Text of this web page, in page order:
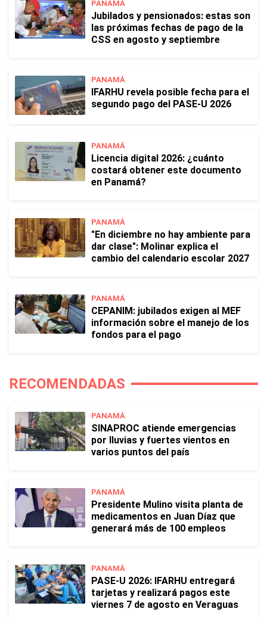
PANAMÁ
Jubilados y pensionados: estas son
las próximas fechas de pago de la
CSS en agosto y septiembre
PANAMÁ
IFARHU revela posible fecha para el
segundo pago del PASE-U 2026
PANAMÁ
Licencia digital 2026: ¿cuánto
costará obtener este documento
en Panamá?
PANAMÁ
"En diciembre no hay ambiente para
dar clase": Molinar explica el
cambio del calendario escolar 2027
PANAMÁ
CEPANIM: jubilados exigen al MEF
información sobre el manejo de los
fondos para el pago
RECOMENDADAS
PANAMÁ
SINAPROC atiende emergencias
por lluvias y fuertes vientos en
varios puntos del país
PANAMÁ
Presidente Mulino visita planta de
medicamentos en Juan Díaz que
generará más de 100 empleos
PANAMÁ
PASE-U 2026: IFARHU entregará
tarjetas y realizará pagos este
viernes 7 de agosto en Veraguas